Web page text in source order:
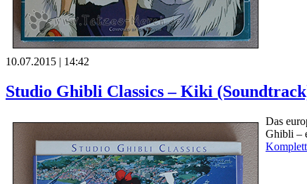
10.07.2015 | 14:42
Studio Ghibli Classics – Kiki
Das
Ghibli –